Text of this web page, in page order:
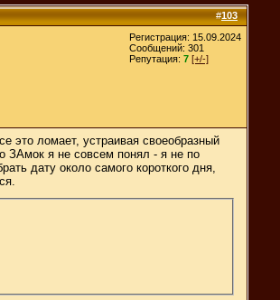
#103
Регистрация: 15.09.2024
Сообщений: 301
Репутация: 7 [+/-]
это ломает, устраивая своеобразный
ЗАмок я не совсем понял - я не по
дату около самого короткого дня,